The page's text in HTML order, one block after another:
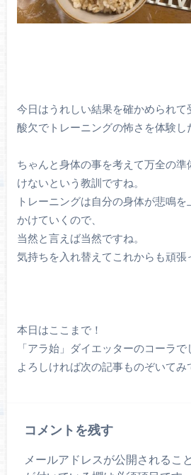
今日はうれしい結果を確かめられて
酸欠でトレーニングの怖さを体験し
ちゃんと身体の事を考えて万全の
けないという教訓ですね。
トレーニングは自分の身体が悲鳴
かけていくので、
当然と言えば当然ですね。
気持ちを入れ替えてこれからも頑張
本日はここまで！
「アラ始」ダイエッターのコーラで
よろしければ次の記事ものぞいてみ
コメントを残す
メールアドレスが公開されるこ